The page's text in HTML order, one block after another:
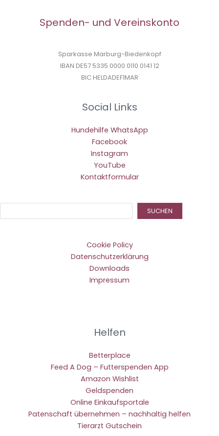
Spenden- und Vereinskonto
Sparkasse Marburg-Biedenkopf
IBAN DE57 5335 0000 0110 0141 12
BIC HELDADEF1MAR
Social Links
Hundehilfe WhatsApp
Facebook
Instagram
YouTube
Kontaktformular
SUCHEN
Cookie Policy
Datenschutzerklärung
Downloads
Impressum
Helfen
Betterplace
Feed A Dog – Futterspenden App
Amazon Wishlist
Geldspenden
Online Einkaufsportale
Patenschaft übernehmen – nachhaltig helfen
Tierarzt Gutschein